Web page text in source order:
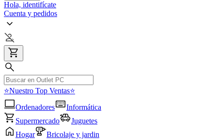
Hola, identifícate
Cuenta y pedidos
⭐Nuestro Top Ventas⭐
Ordenadores
Informática
Supermercado
Juguetes
Hogar
Bricolaje y jardin